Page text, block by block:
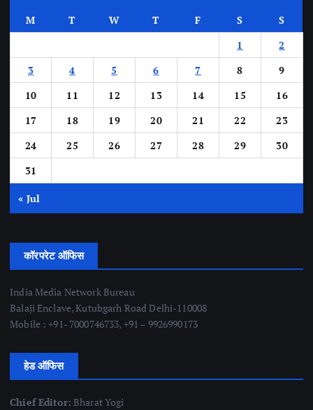
M T W T F S
S
1
2
3
4 5 6 7 8
9
10
11 12 13 14 15
16
17
18 19 20 21 22
23
24
25 26 27 28 29
30
31
« Jul
कॉरपरेट ऑफिस
India Media Network Bureau
Balaji Enclave, Kutubgarh Road Delhi-110008
Mobile : +91- 7000746733, +91 – 9926990173
हेड ऑफिस
Chief Editor: Bharat Yogi